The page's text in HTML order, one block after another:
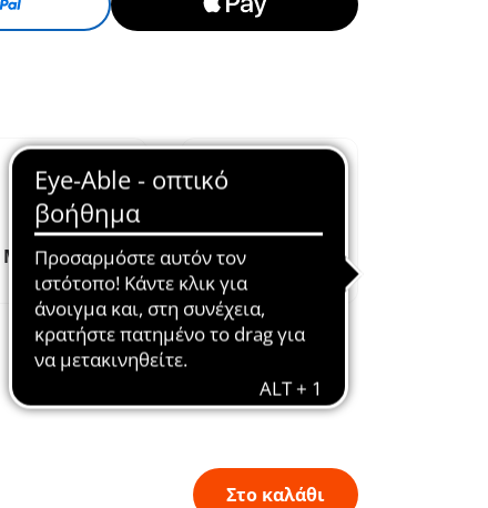
Μαζί από το
1974
Καλλιεργεί τη
φαντασία
Στο καλάθι